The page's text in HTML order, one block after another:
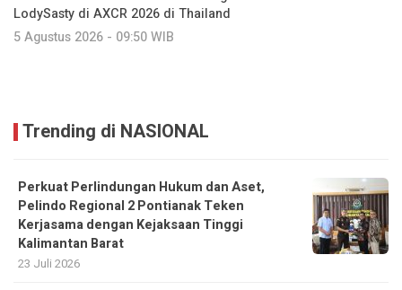
LodySasty di AXCR 2026 di Thailand
5 Agustus 2026 - 09:50 WIB
Trending di NASIONAL
Perkuat Perlindungan Hukum dan Aset,
Pelindo Regional 2 Pontianak Teken
Kerjasama dengan Kejaksaan Tinggi
Kalimantan Barat
23 Juli 2026